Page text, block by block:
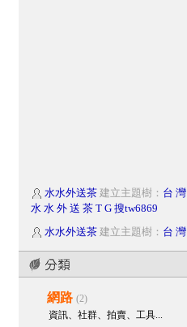
水水外送茶建立主題樹： 台 灣
水 水 外 送 茶 T G 搜tw6869
水水外送茶建立主題樹：
台 灣
水 水 外 送 茶 T G 搜tw6869
臺灣約妹瀨97662p
樹：臺灣上門放鬆服務瀨97662p
臺灣約妹瀨97662p
Gleezy搜id：yy6929【可直接聊天
網路 (2)
資訊、社群、拍賣、工具...